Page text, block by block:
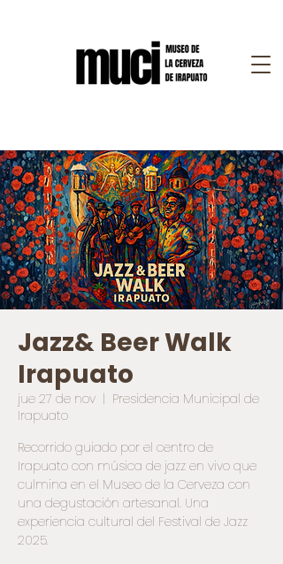
Jazz& Beer Walk
Irapuato
jue 27 de nov
  |
Presidencia Municipal de
Irapuato
Recorrido guiado por el centro de
Irapuato con música de jazz en vivo que
culmina en el Museo de la Cerveza con
una degustación artesanal. Una
experiencia cultural del Festival de Jazz
2025.